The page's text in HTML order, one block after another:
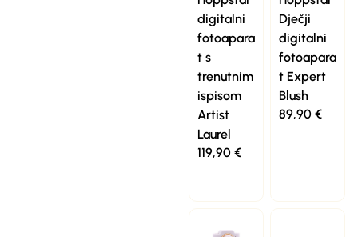
digitalni
fotoapara
t s
trenutnim
ispisom
Artist
Laurel
119,90 €
Dječji
digitalni
fotoapara
t Expert
Blush
89,90 €